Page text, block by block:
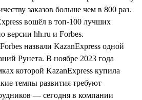
заказов больше чем в 800 раз.
вошёл в топ-100 лучших
версии hh.ru и Forbes.
назвали KazanExpress одной
Рунета. В ноябре 2023 года
которой KazanExpress купила
темпы развития требуют
— сегодня в компании